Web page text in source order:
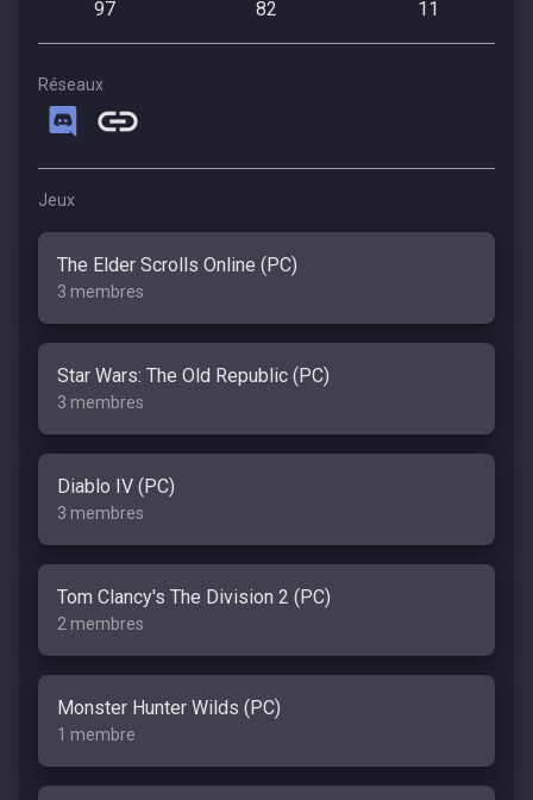
97 82 11
Réseaux
Jeux
The Elder Scrolls Online (PC)
3 membres
Star Wars: The Old Republic (PC)
3 membres
Diablo IV (PC)
3 membres
Tom Clancy's The Division 2 (PC)
2 membres
Monster Hunter Wilds (PC)
1 membre